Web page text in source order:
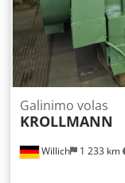
Willich 1 233 km
Galinimo volas
KROLLMANN